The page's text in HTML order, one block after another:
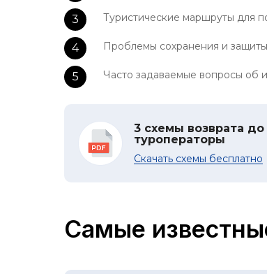
Туристические маршруты для
Проблемы сохранения и
Часто задаваемые вопросы об
3 схемы возврата
туроператоры
Скачать схемы бесплатно
Самые